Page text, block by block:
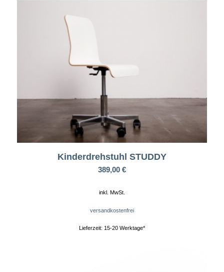
Kinderdrehstuhl STUDDY
389,00 €
inkl. MwSt.
versandkostenfrei
Lieferzeit: 15-20 Werktage*